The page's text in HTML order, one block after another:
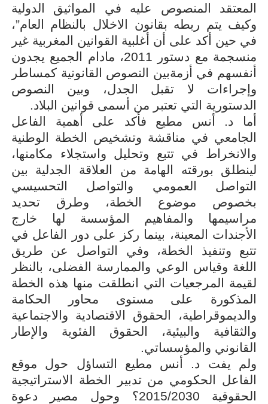
المعتقد المنصوص عليه في المواثيق الدولية
وكيف يتم ربطه بقانون الاخلال بالنظام العام”،
في حين أكد على أن أغلبية القوانين المغربية غير
منسجمة مع دستور 2011، مادام الجميع يجدون
أنفسهم في أزمةبين النصوص القانونية كمساطر
وإجراءات لا تقبل الجدل، وبين النصوص
الدستورية التي تعتبر من أسمى قوانين البلاد.
أما د. أنس مطيع فأكد على أهمية الفاعل
الجامعي في مناقشة وتشخيص الخطة الوطنية
والانخراط في تتبع وتحليل واستجلاء مكامنها،
لينطلق بورقته الهامة من العلاقة الجدلية بين
التواصل العمومي والتواصل التحسيسي
بخصوص موضوع الخطة، وطرق تحديد
مراسيمها والمفاهيم المؤسسة لها خارج
الأجندات المعينة، بينما ركز على دور الفاعل في
تتبع وتنفيذ الخطة، وفي التواصل عن طريق
اللغة وقياس الوعي والممارسة الفضلى، بالنظر
لقيمة المرجعيات التي انطلقت منها هذه الخطة
المذكورة
على مستوى محاور الحكامة
والديموقراطية، الحقوق الاقتصادية والاجتماعية
والثقافية والبيئية، الحقوق الفئوية والإطار
القانوني والمؤسساتي.
ولم يفت د. أنس مطيع التساؤل حول موقع
الفاعل الحكومي من تدبير الخطة الاستراتيجية
الحقوقية 2015/2030؟ وحول مصير دعوة